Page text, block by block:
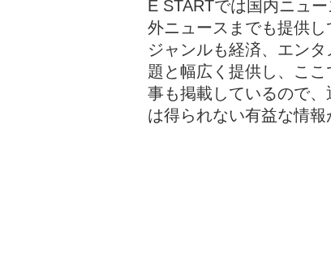
E STARTでは国内ニュ
外ニュースまでも提供し
ジャンルも経済、エン
題と幅広く提供し、こ
事も掲載しているので
は得られない有益な情報